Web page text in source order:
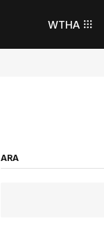
WTHA
ARA